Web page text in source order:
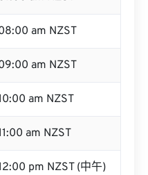
am NZST
am NZST
am NZST
am NZST
pm NZST (中午)